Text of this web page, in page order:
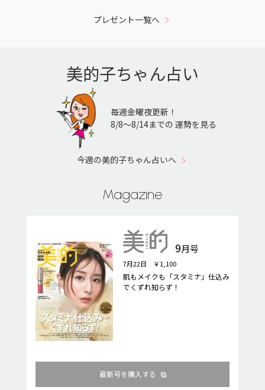
プレゼント一覧へ
美的子ちゃん占い
毎週金曜夜更新！
8/8〜8/14までの 運勢を見る
今週の美的子ちゃん占いへ
Magazine
9月号
7月22日 ￥1,100
肌もメイクも「スタミナ」仕込み
でくずれ知らず！
最新号を購入する